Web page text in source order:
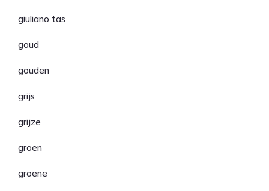
giuliano tas
goud
gouden
grijs
grijze
groen
groene